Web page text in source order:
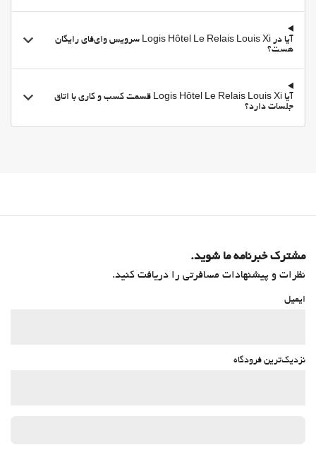
آیا در Logis Hôtel Le Relais Louis Xi سرویس وای‌فای رایگان
هست؟
آیا Logis Hôtel Le Relais Louis Xi قسمت کسب و کاری با اتاق
جلسات دارد؟
مشترک خبرنامه ما شوید.
نظرات و پیشنهادات مسافرتی را دریافت کنید.
ایمیل
نزدیک‌ترین فرودگاه